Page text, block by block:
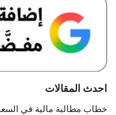
احدث المقالات
خطاب مطالبة مالية في